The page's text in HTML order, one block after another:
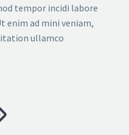
tempor incidi labore
enim ad mini veniam,
ullamco